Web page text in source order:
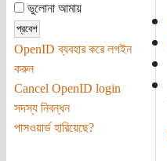
ভুলোনা আমায়
OpenID ব্যবহার করে লগইন
করুন
Cancel OpenID login
সদস্য নিবন্ধন
পাসওয়ার্ড হারিয়েছে?